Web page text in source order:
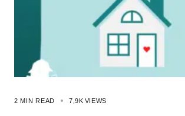
2 MIN READ 7,9K VIEWS